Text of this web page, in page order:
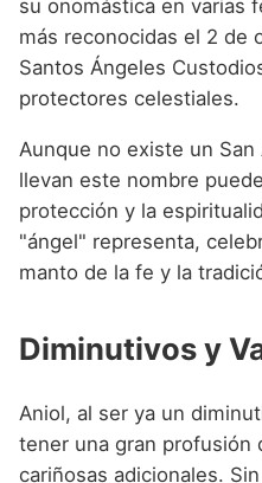
su onomástica en varias
más reconocidas el 2 de
Santos Ángeles
protectores celestiales.
Aunque no existe un
llevan este nombre
protección y la
"ángel" representa,
manto de la fe y la
Diminutivos y
Aniol, al ser ya un
tener una gran profusión
cariñosas adicionales.